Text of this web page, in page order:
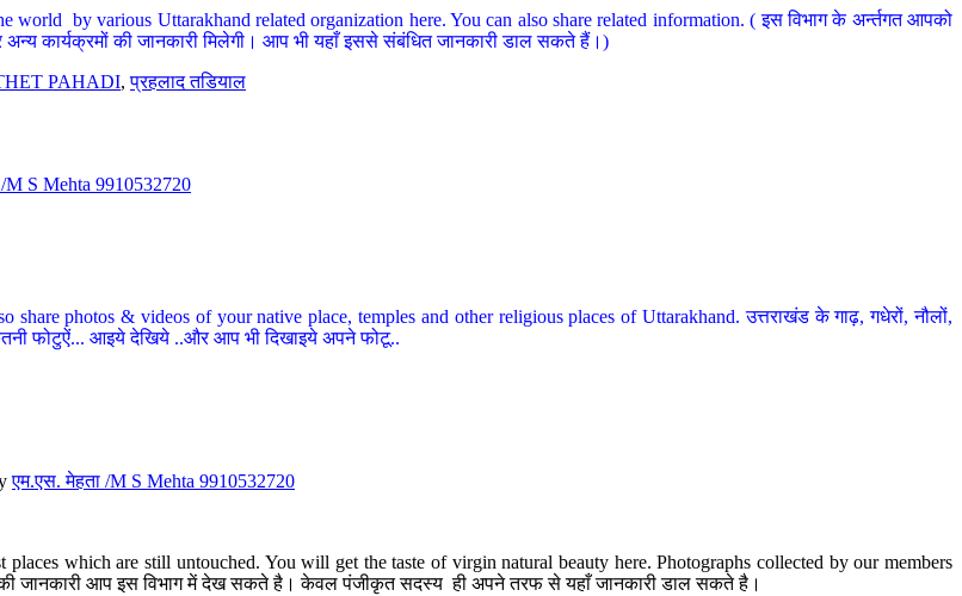
by various Uttarakhand related organization here. You can also share related information. ( इस विभाग के अर्न्तगत आपको
अन्य कार्यक्रमों की जानकारी मिलेगी। आप भी यहाँ इससे संबंधित जानकारी डाल सकते हैं।)
PAHADI,प्रहलाद तडियाल
M S Mehta 9910532720
photos & videos of your native place, temples and other religious places of Uttarakhand. उत्तराखंड के गाढ़, गधेरों, नौलों,
फोटुऐं... आइये देखिये ..और आप भी दिखाइये अपने फोटू..
एम.एस. मेहता /M S Mehta 9910532720
which are still untouched. You will get the taste of virgin natural beauty here. Photographs collected by our members
जानकारी आप इस विभाग में देख सकते है। केवल पंजीकृत सदस्य ही अपने तरफ से यहाँ जानकारी डाल सकते है।